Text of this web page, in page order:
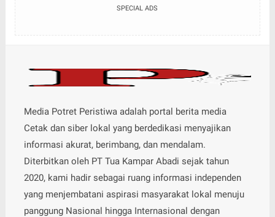
SPECIAL ADS
Media Potret Peristiwa adalah portal berita media
Cetak dan siber lokal yang berdedikasi menyajikan
informasi akurat, berimbang, dan mendalam.
Diterbitkan oleh PT Tua Kampar Abadi sejak tahun
2020, kami hadir sebagai ruang informasi independen
yang menjembatani aspirasi masyarakat lokal menuju
panggung Nasional hingga Internasional dengan